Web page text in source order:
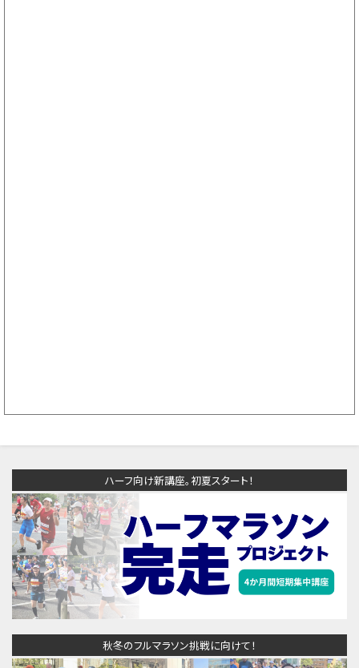
ハーフ向け新講座。初夏スタート！
秋冬のフルマラソン挑戦に向けて！